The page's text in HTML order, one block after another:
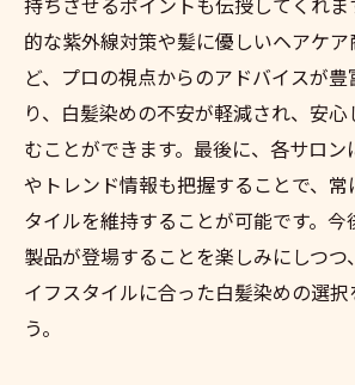
的な紫外線対策や髪に優しいヘアケ
ど、プロの視点からのアドバイスが豊
り、白髪染めの不安が軽減され、安
むことができます。最後に、各サロ
やトレンド情報も把握することで、常
タイルを維持することが可能です。
製品が登場することを楽しみにしつつ
イフスタイルに合った白髪染めの選
う。